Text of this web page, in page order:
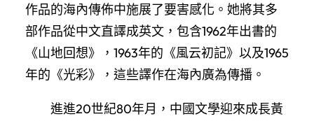
作品的海內傳佈中施展了要害感化。她將其多
部作品從中文直譯成英文，包含1962年出書的
《山地回想》，1963年的《風云初記》以及1965
年的《光彩》，這些譯作在海內廣為傳播。
進進20世紀80年月，中國文學迎來成長黃